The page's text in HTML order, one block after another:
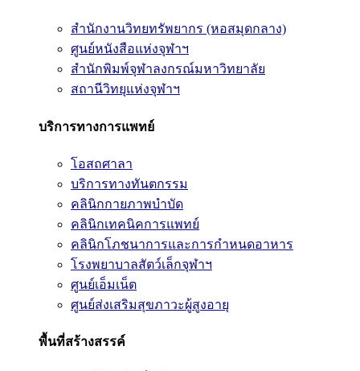
สำนักงานวิทยทรัพยากร (หอสมุดกลาง)
ศูนย์หนังสือแห่งจุฬาฯ
สำนักพิมพ์จุฬาลงกรณ์มหาวิทยาลัย
สถานีวิทยุแห่งจุฬาฯ
บริการทางการแพทย์
โอสถศาลา
บริการทางทันตกรรม
คลินิกกายภาพบำบัด
คลินิกเทคนิคการแพทย์
คลินิกโภชนาการและการกำหนดอาหาร
โรงพยาบาลสัตว์เล็กจุฬาฯ
ศูนย์เอ็มเน็ต
ศูนย์ส่งเสริมสุขภาวะผู้สูงอายุ
พื้นที่สร้างสรรค์